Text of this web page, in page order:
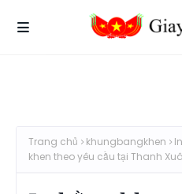
Trang chủ khungbangkhen
khen theo yêu cầu tại Thanh